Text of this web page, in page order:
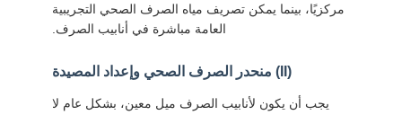
مركزيًا، بينما يمكن تصريف مياه الصرف الصحي التجريبية
العامة مباشرة في أنابيب الصرف.
(II) منحدر الصرف الصحي وإعداد المصيدة
يجب أن يكون لأنابيب الصرف ميل معين، بشكل عام لا